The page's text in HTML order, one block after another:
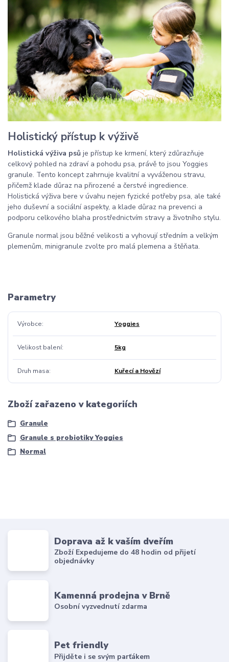
Holistický přístup k výživě
Holistická výživa psů je přístup ke krmení, který zdůrazňuje
celkový pohled na zdraví a pohodu psa, právě to jsou Yoggies
granule. Tento koncept zahrnuje kvalitní a vyváženou stravu,
přičemž klade důraz na přirozené a čerstvé ingredience.
Holistická výživa bere v úvahu nejen fyzické potřeby psa, ale také
jeho duševní a sociální aspekty, a klade důraz na prevenci a
podporu celkového blaha prostřednictvím stravy a životního stylu.
Granule normal jsou běžné velikosti a vyhovují středním a velkým
plemenům, minigranule zvolte pro malá plemena a štěňata.
Parametry
Výrobce Yoggies
Velikost balení 5kg
Druh masa Kuřecí a Hovězí
Zboží zařazeno v kategoriích
Granule
Granule s probiotiky Yoggies
Normal
Doprava až k vaším dveřím
Zboží Expedujeme do 48 hodin od přijetí
objednávky
Kamenná prodejna v Brně
Osobní vyzvednutí zdarma
Pet friendly
Přijděte i se svým parťákem